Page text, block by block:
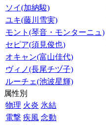
ソイ(加納駿)
ユキ(藤川雪実)
モント(琴音・モンターニュ)
セピア(須見俊也)
オキャン(富山佳代)
ヴィノ(長尾チヅ子)
ルーチェ(池波星輝)
属性別
物理 火炎 氷結
電撃 疾風 念動